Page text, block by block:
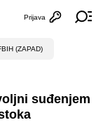
Otvori
Prijava
(ZAPAD)
suđenjem